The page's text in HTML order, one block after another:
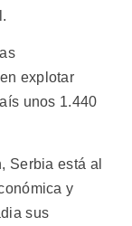
explotar
unos 1.440
Serbia está al
y
sus